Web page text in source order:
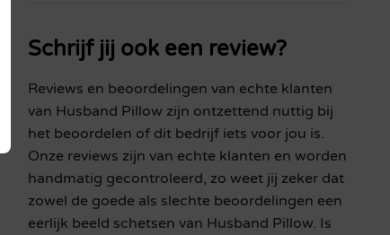
Schrijf jij ook een review?
Reviews en beoordelingen van echte klanten
van Husband Pillow zijn ontzettend nuttig bij
het beoordelen of dit bedrijf iets voor jou is.
Onze reviews zijn van echte klanten en worden
handmatig gecontroleerd, zo weet jij zeker dat
zowel de goede als slechte beoordelingen een
eerlijk beeld schetsen van Husband Pillow. Is